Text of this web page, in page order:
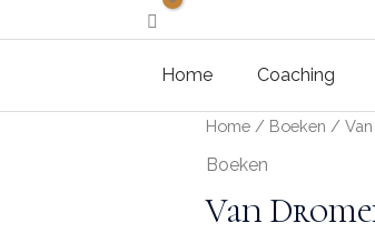
Home Coaching
Home / Boeken / Van
Boeken
Van